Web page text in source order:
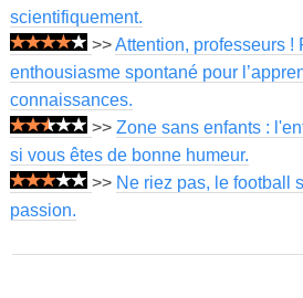
scientifiquement.
>>Attention, professeurs !
enthousiasme spontané pour
connaissances.
>> Zone sans enfants :
si vous êtes de bonne humeur.
>> Ne riez pas, le football
passion.